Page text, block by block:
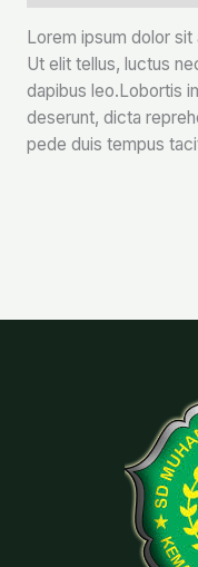
Lorem ipsum dolor
Ut elit tellus, luctus
dapibus leo.Lobortis
deserunt, dicta
pede duis tempus